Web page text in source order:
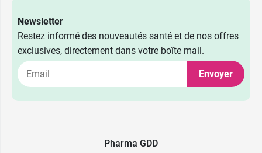
Newsletter
Restez informé des nouveautés santé et de nos offres
exclusives, directement dans votre boîte mail.
Envoyer
Pharma GDD